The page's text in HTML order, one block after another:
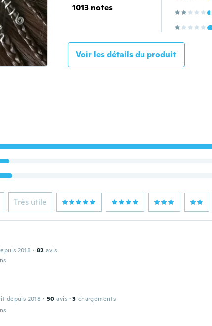
1013 notes
Voir les détails du produit
Très utile
2018 · 82 avis
depuis 2018 · 50 avis · 3 chargements